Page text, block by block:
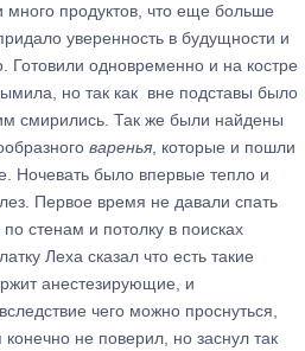
много продуктов, что еще больше
уверенность в будущности и
Готовили одновременно и на костре
но так как вне подставы было
смирились. Так же были найдены
варенья , которые и пошли
Ночевать было впервые тепло и
Первое время не давали спать
стенам и потолку в поисках
Леха сказал что есть такие
анестезирующие, и
чего можно проснуться,
не поверил, но заснул так